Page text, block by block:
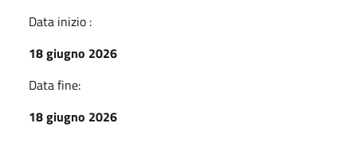
Data inizio :
18 giugno 2026
Data fine:
18 giugno 2026